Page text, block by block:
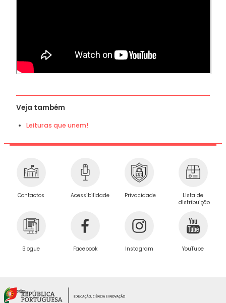
Veja também
Leituras que unem!
Contactos Acessibilidade Privacidade
Lista de
distribuição
Blogue Facebook Instagram YouTube